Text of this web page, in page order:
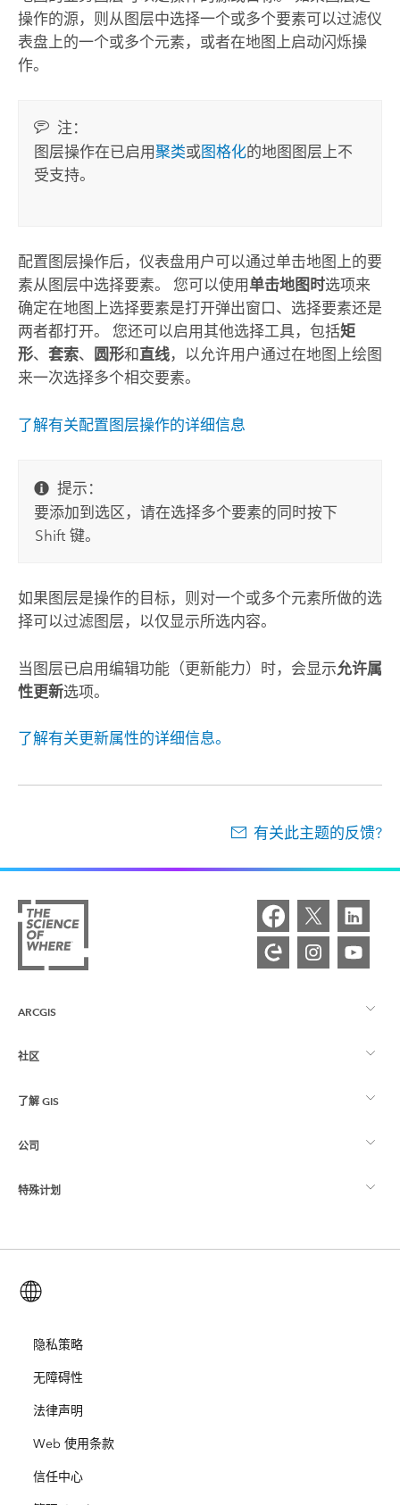
操作的源，则从图层中选择一个或多个要素可以过滤仪
表盘上的一个或多个元素，或者在地图上启动闪烁操
作。
注：
图层操作在已启用聚类或图格化的地图图层上不
受支持。
配置图层操作后，仪表盘用户可以通过单击地图上的要
素从图层中选择要素。 您可以使用 单击地图时选项来
确定在地图上选择要素是打开弹出窗口、选择要素还是
两者都打开。 您还可以启用其他选择工具，包括矩
形、 套索、 圆形和直线，以允许用户通过在地图上绘图
来一次选择多个相交要素。
了解有关配置图层操作的详细信息
提示：
要添加到选区，请在选择多个要素的同时按下
Shift 键。
如果图层是操作的目标，则对一个或多个元素所做的选
择可以过滤图层，以仅显示所选内容。
当图层已启用编辑功能（更新能力）时，会显示允许属
性更新选项。
了解有关更新属性的详细信息。
有关此主题的反馈?
ARCGIS
ArcGIS 概览
制图
Esri Store
社区
Esri 社区
ArcGIS 博客
Esri 年轻专家关系网
活动
了解 GIS
什么是 GIS？
位置智能
培训
ArcUser
ArcNews
Esri Press
公司
关于 Esri
招贤纳士
开放视野
业务行为准则
特殊计划
ArcGIS for Student Use
保护
教育
隐私策略
无障碍性
法律声明
Web 使用条款
信任中心